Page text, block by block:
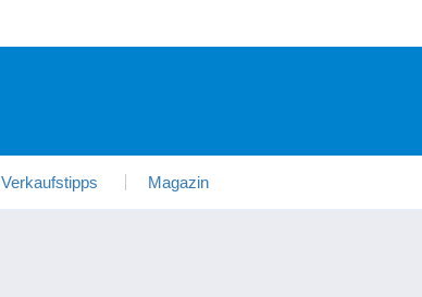
Verkaufstipps Magazin